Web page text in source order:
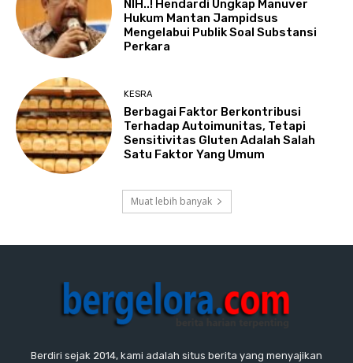
NIH..! Hendardi Ungkap Manuver
Hukum Mantan Jampidsus
Mengelabui Publik Soal Substansi
Perkara
KESRA
Berbagai Faktor Berkontribusi
Terhadap Autoimunitas, Tetapi
Sensitivitas Gluten Adalah Salah
Satu Faktor Yang Umum
Muat lebih banyak
Berdiri sejak 2014, kami adalah situs berita yang menyajikan